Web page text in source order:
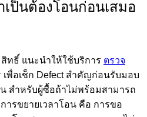
ป็นต้องโอนก่อนเสมอ
ทธิ์ แนะนำให้ใช้บริการ ตรวจ
เพื่อเช็ก Defect สำคัญก่อนรับมอบ
น สำหรับผู้ซื้อถ้าไม่พร้อมสามารถ
ารขยายเวลาโอน คือ การขอ